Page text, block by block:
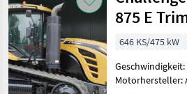
MARKETPLACE
Marketplace
Ponude
trgovaca
Oglasi
Challenger
875 E
GPS
646 KS/475 kW
Motorhersteller: